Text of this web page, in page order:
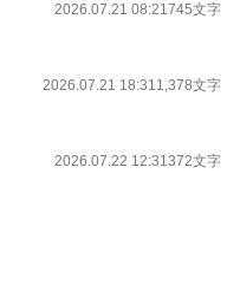
2026.07.21 08:21745文字
2026.07.21 18:311,378文字
2026.07.22 12:31372文字